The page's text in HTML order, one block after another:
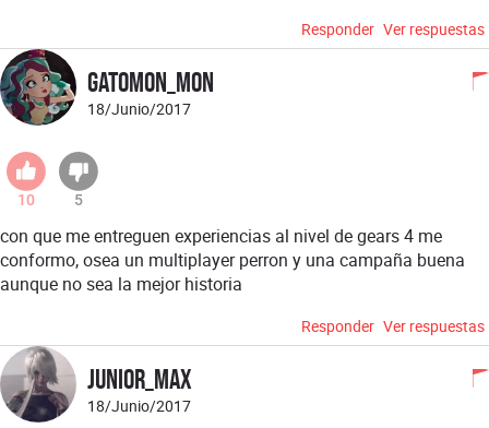
Responder Ver respuestas
Gatomon_Mon
18/Junio/2017
10 5
con que me entreguen experiencias al nivel de gears 4 me
conformo, osea un multiplayer perron y una campaña buena
aunque no sea la mejor historia
Responder Ver respuestas
Junior_Max
18/Junio/2017